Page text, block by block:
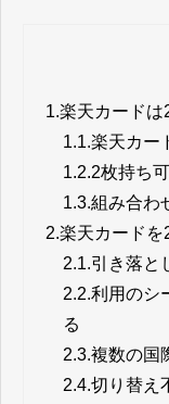
1.楽天カードは
1.1.楽天カー
1.2.2枚持ち
1.3.組み合わ
2.楽天カードを
2.1.引き落と
2.2.利用のシ
る
2.3.複数の国
2.4.切り替え